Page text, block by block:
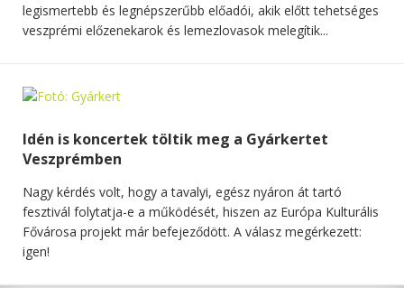
legismertebb és legnépszerűbb előadói, akik előtt tehetséges
veszprémi előzenekarok és lemezlovasok melegítik...
Idén is koncertek töltik meg a Gyárkertet
Veszprémben
Nagy kérdés volt, hogy a tavalyi, egész nyáron át tartó
fesztivál folytatja-e a működését, hiszen az Európa Kulturális
Fővárosa projekt már befejeződött. A válasz megérkezett:
igen!